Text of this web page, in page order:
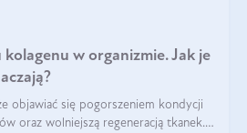
w organizmie. Jak je
objawiać się pogorszeniem kondycji
oraz wolniejszą regeneracją tkanek.